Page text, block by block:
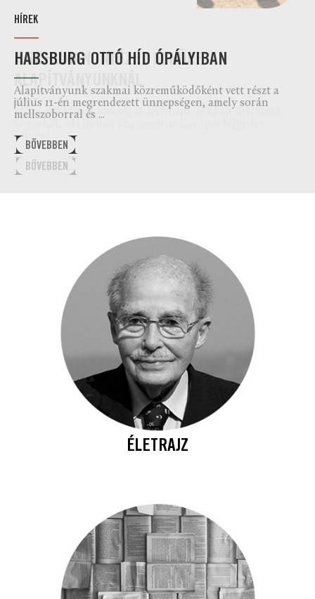
HÍREK
A SCHUMAN INTÉZET ELNÖKE
ALAPÍTVÁNYUNKNÁL
Örömmel láttuk vendégül archívumunkban Reinhold
képzési ...
BŐVEBBEN
HÍREK
HABSBURG OTTÓ HÍD ÓPÁLYIBAN
Alapítványunk szakmai közreműködőként vett részt a
július 11-én megrendezett ünnepségen, amely során
mellszoborral és ...
BŐVEBBEN
HÍREK
A HEGYEN ÉPÜLT VÁROSRÓL A HEGYEN
ÉPÜLT APÁTSÁGBAN
Július 4-én a névadónk szívurnáját őrző Pannonhalmi
halálának ...
BŐVEBBEN
ÉLETRAJZ